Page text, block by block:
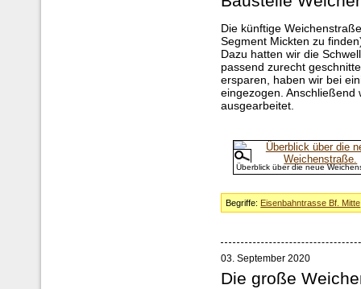
Die künftige
Segment Mickten zu
Dazu hatten wir die
passend zurecht
ersparen, haben wir bei
eingezogen. Anschließend
ausgearbeitet.
Überblick über die neue
Begriffe: Eisenbahntrasse Bf. Mitte
03. September 2020
Die große